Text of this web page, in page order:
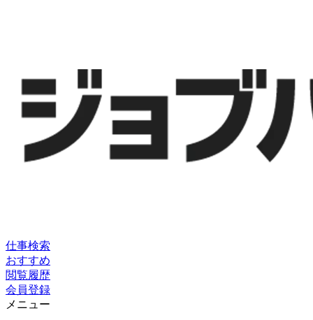
仕事検索
おすすめ
閲覧履歴
会員登録
メニュー